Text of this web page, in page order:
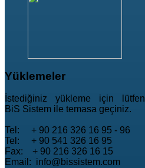
Yüklemeler
İstediğiniz yükleme için lütfen
BiS Sistem ile temasa geçiniz.
Tel: + 90 216 326 16 95 - 96
Tel: + 90 541 326 16 95
Fax: + 90 216 326 16 15
Email: info@bissistem.com